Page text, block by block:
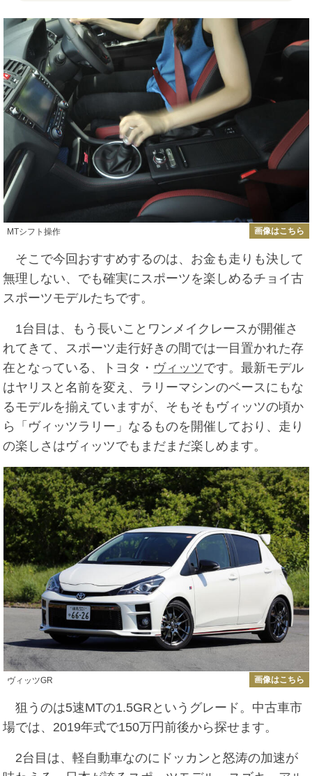
MTシフト操作 画像はこちら
そこで今回おすすめするのは、お金も走りも決して
無理しない、でも確実にスポーツを楽しめるチョイ古
スポーツモデルたちです。
1台目は、もう長いことワンメイクレースが開催さ
れてきて、スポーツ走行好きの間では一目置かれた存
在となっている、トヨタ・ ヴィッツです。最新モデル
はヤリスと名前を変え、ラリーマシンのベースにもな
るモデルを揃えていますが、そもそもヴィッツの頃か
ら「ヴィッツラリー」なるものを開催しており、走り
の楽しさはヴィッツでもまだまだ楽しめます。
ヴィッツGR 画像はこちら
狙うのは5速MTの1.5GRというグレード。中古車市
場では、2019年式で150万円前後から探せます。
2台目は、軽自動車なのにドッカンと怒涛の加速が